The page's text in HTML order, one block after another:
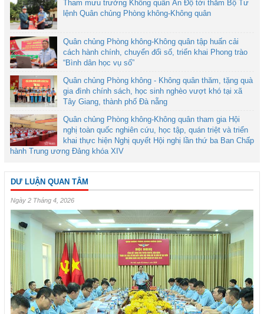
Tham mưu trưởng Không quân Ấn Độ tới thăm Bộ Tư
lệnh Quân chủng Phòng không-Không quân
Quân chủng Phòng không-Không quân tập huấn cải
cách hành chính, chuyển đổi số, triển khai Phong trào
“Bình dân học vụ số”
Quân chủng Phòng không - Không quân thăm, tặng quà
gia đình chính sách, học sinh nghèo vượt khó tại xã
Tây Giang, thành phố Đà nẵng
Quân chủng Phòng không-Không quân tham gia Hội
nghị toàn quốc nghiên cứu, học tập, quán triệt và triển
khai thực hiện Nghị quyết Hội nghị lần thứ ba Ban Chấp
hành Trung ương Đảng khóa XIV
DƯ LUẬN QUAN TÂM
Ngày 2 Tháng 4, 2026